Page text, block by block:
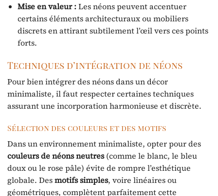
Mise en valeur :Les néons peuvent accentuer
certains éléments architecturaux ou mobiliers
discrets en attirant subtilement l’œil vers ces points
forts.
Techniques d’intégration de néons
Pour bien intégrer des néons dans un décor
minimaliste, il faut respecter certaines techniques
assurant une incorporation harmonieuse et discrète.
Sélection des couleurs et des motifs
Dans un environnement minimaliste, opter pour des
couleurs de néons neutres(comme le blanc, le bleu
doux ou le rose pâle) évite de rompre l’esthétique
globale. Desmotifs simples, voire linéaires ou
géométriques, complètent parfaitement cette